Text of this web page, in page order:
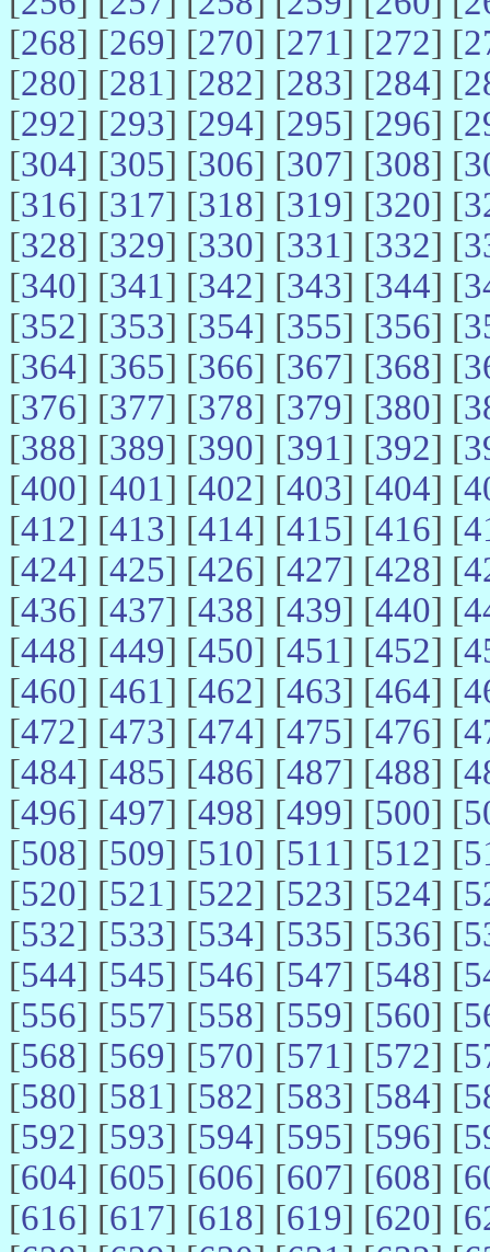
[268] [269] [270] [271] [272] [
[280] [281] [282] [283] [284] [
[292] [293] [294] [295] [296] [
[304] [305] [306] [307] [308] [
[316] [317] [318] [319] [320] [
[328] [329] [330] [331] [332] [
[340] [341] [342] [343] [344] [
[352] [353] [354] [355] [356] [
[364] [365] [366] [367] [368] [
[376] [377] [378] [379] [380] [
[388] [389] [390] [391] [392] [
[400] [401] [402] [403] [404] [
[412] [413] [414] [415] [416] [
[424] [425] [426] [427] [428] [
[436] [437] [438] [439] [440] [
[448] [449] [450] [451] [452] [
[460] [461] [462] [463] [464] [
[472] [473] [474] [475] [476] [
[484] [485] [486] [487] [488] [
[496] [497] [498] [499] [500] [
[508] [509] [510] [511] [512] [
[520] [521] [522] [523] [524] [
[532] [533] [534] [535] [536] [
[544] [545] [546] [547] [548] [
[556] [557] [558] [559] [560] [
[568] [569] [570] [571] [572] [
[580] [581] [582] [583] [584] [
[592] [593] [594] [595] [596] [
[604] [605] [606] [607] [608] [
[616] [617] [618] [619] [620] [